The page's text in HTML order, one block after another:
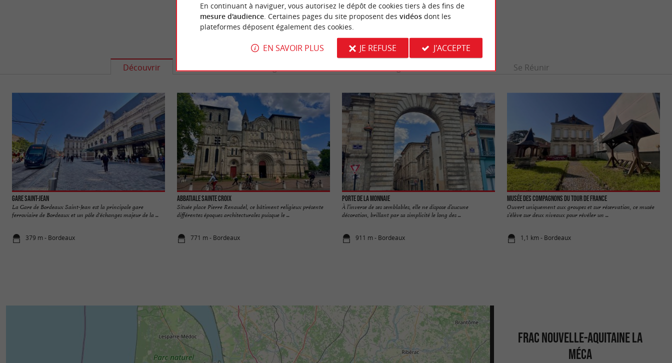
À DÉCOUVRIR AUX ALENTOURS
Découvrir S'informer Se loger Se restaurer Déguster Se divertir Se Réunir
Gare Saint-Jean
La Gare de Bordeaux Saint-Jean est la principale gare
ferroviaire de Bordeaux et un pôle d'échanges majeur de la ...
379 m - Bordeaux
Abbatiale Sainte Croix
Située place Pierre Renaudel, ce bâtiment religieux présente
différentes époques architecturales puisque le ...
771 m - Bordeaux
Porte de la Monnaie
À l’inverse de ses semblables, elle ne dispose d’aucune
décoration, brillant par sa simplicité le long des ...
911 m - Bordeaux
Musée des Compagnons du Tour de France
Ouvert uniquement aux groupes et sur réservation, ce musée
s’élève sur deux niveaux pour révéler un ...
1,1 km - Bordeaux
FRAC NOUVELLE-AQUITAINE LA
MÉCA
En continuant à naviguer, vous autorisez le dépôt de cookies tiers à des fins de
mesure d'audience. Certaines pages du site proposent des vidéosdont les
plateformes déposent également des cookies.
EN SAVOIR PLUS JE REFUSE J'ACCEPTE